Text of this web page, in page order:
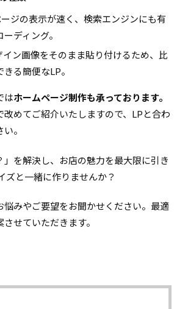
ージの表示が速く、検索エンジンにも有
ディング。
イン画像をそのまま貼り付けるため、比
る簡便なLP。
はホームページ制作も承っております。
改めてご紹介いたしますので、LPと合わ
。
」を解決し、お店の魅力を最大限に引き
ズと一緒に作りませんか？
悩みやご要望をお聞かせください。最適
せていただきます。